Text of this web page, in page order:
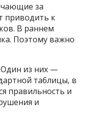
за
приводить к
В раннем
Поэтому важно
Один из них —
таблицы, в
правильность и
и